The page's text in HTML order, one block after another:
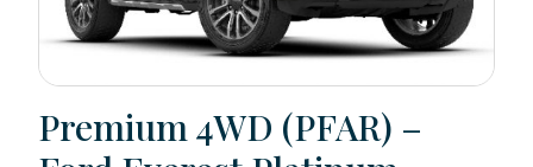
Premium 4WD (PFAR) –